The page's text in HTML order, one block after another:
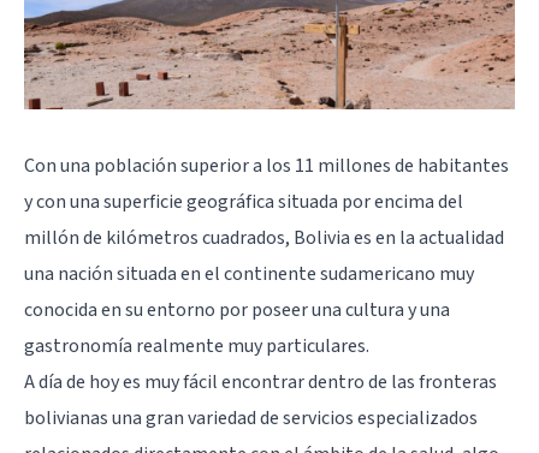
Con una población superior a los 11 millones de habitantes
y con una superficie geográfica situada por encima del
millón de kilómetros cuadrados, Bolivia es en la actualidad
una nación situada en el continente sudamericano muy
conocida en su entorno por poseer una cultura y una
gastronomía realmente muy particulares.
A día de hoy es muy fácil encontrar dentro de las fronteras
bolivianas una gran variedad de servicios especializados